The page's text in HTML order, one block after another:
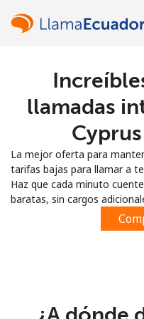
llamadas
La mejor oferta para
tarifas bajas para llamar a
Haz que cada minuto
baratas, sin cargos